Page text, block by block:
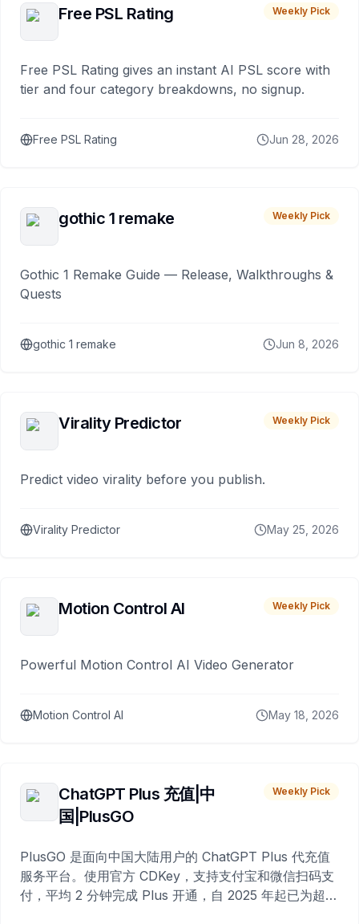
Free PSL Rating Weekly Pick
Free PSL Rating gives an instant AI PSL score with
tier and four category breakdowns, no signup.
Free PSL Rating Jun 28, 2026
gothic 1 remake Weekly Pick
Gothic 1 Remake Guide — Release, Walkthroughs &
Quests
gothic 1 remake Jun 8, 2026
Virality Predictor Weekly Pick
Predict video virality before you publish.
Virality Predictor May 25, 2026
Motion Control AI Weekly Pick
Powerful Motion Control AI Video Generator
Motion Control AI May 18, 2026
ChatGPT Plus 充值|中
国|PlusGO
Weekly Pick
PlusGO 是面向中国大陆用户的 ChatGPT Plus 代充值
服务平台。使用官方 CDKey，支持支付宝和微信扫码支
付，平均 2 分钟完成 Plus 开通，自 2025 年起已为超过